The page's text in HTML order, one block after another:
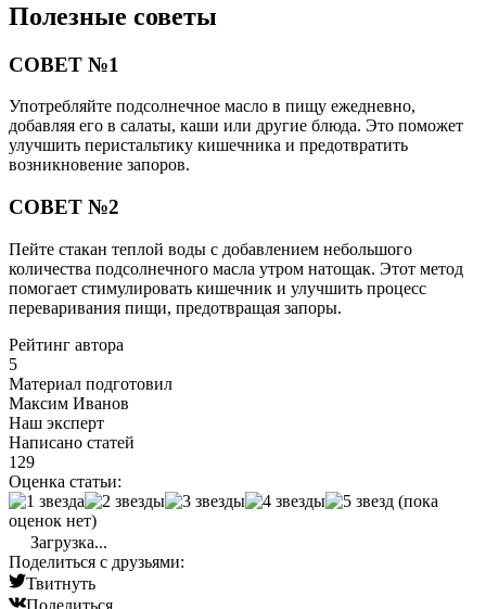
Полезные советы
СОВЕТ №1
Употребляйте подсолнечное масло в пищу ежедневно,
добавляя его в салаты, каши или другие блюда. Это поможет
улучшить перистальтику кишечника и предотвратить
возникновение запоров.
СОВЕТ №2
Пейте стакан теплой воды с добавлением небольшого
количества подсолнечного масла утром натощак. Этот метод
помогает стимулировать кишечник и улучшить процесс
переваривания пищи, предотвращая запоры.
Рейтинг автора
5
Материал подготовил
Максим Иванов
Наш эксперт
Написано статей
129
Оценка статьи:
(пока
оценок нет)
Загрузка...
Поделиться с друзьями:
Твитнуть
Поделиться